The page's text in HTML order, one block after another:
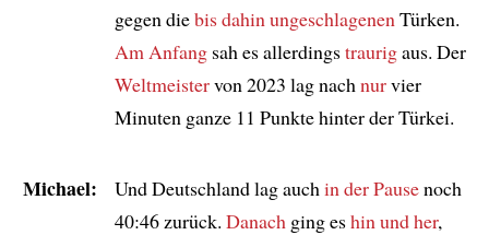
gegen diebis dahin ungeschlagenen Türken.
Am Anfangsah es allerdingstraurigaus. Der
Weltmeistervon 2023 lag nach nurvier
Minuten ganze 11 Punkte hinter der Türkei.
Michael: Und Deutschland lag auch in der Pausenoch
40:46 zurück. Danach ging eshin und her,